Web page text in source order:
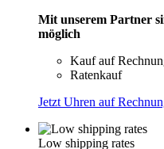
Mit unserem Partner
möglich
Kauf auf
Ratenkauf
Jetzt Uhren auf
Low shipping rates